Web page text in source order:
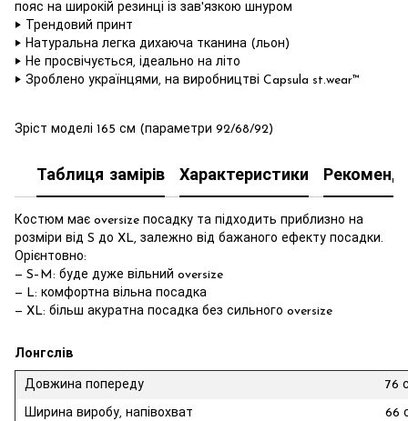
пояс на широкій резинці із зав'язкою шнуром
‣ Трендовий принт
‣ Натуральна легка дихаюча тканина (льон)
‣ Не просвічується, ідеально на літо
‣ Зроблено українцями, на виробництві Capsula st.wear™
Зріст моделі 165 см (параметри 92/68/92)
Таблиця замірів Характеристики
Костюм має oversize посадку та підходить приблизно на
розміри від S до XL, залежно від бажаного ефекту посадки.
Орієнтовно:
— S–M: буде дуже вільний oversize
— L: комфортна вільна посадка
— XL: більш акуратна посадка без сильного oversize
Лонгслів
Довжина попереду 76
Ширина виробу, напівохват 66